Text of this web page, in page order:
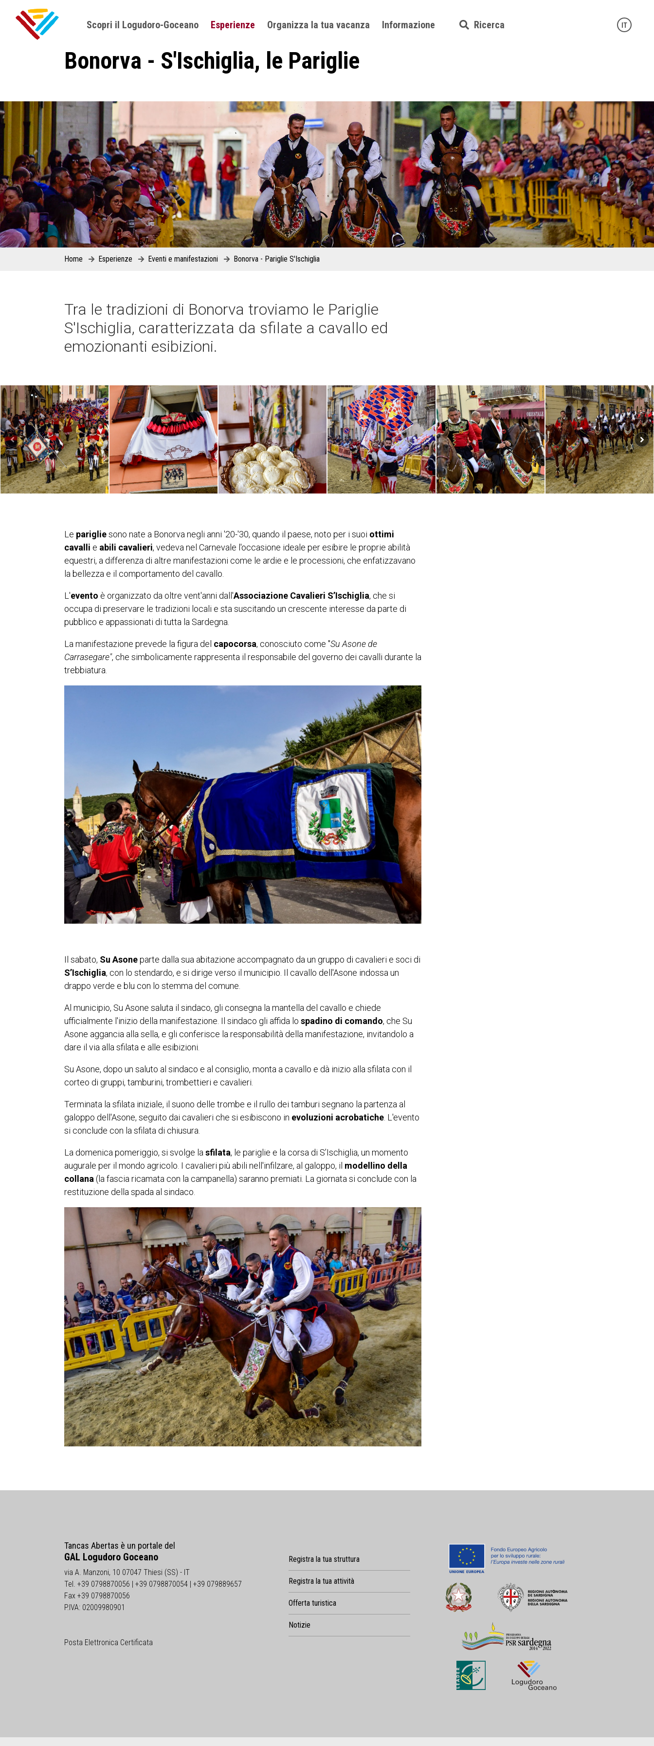
Scopri il Logudoro-Goceano Esperienze Organizza la tua vacanza Informazione Ricerca IT
Bonorva - S'Ischiglia, le Pariglie
Home Esperienze Eventi e manifestazioni Bonorva - Pariglie S'Ischiglia
Tra le tradizioni di Bonorva troviamo le Pariglie
S'Ischiglia, caratterizzata da sfilate a cavallo ed
emozionanti esibizioni.
Le parigliesono nate a Bonorva negli anni '20-'30, quando il paese, noto per i suoi ottimi
cavalli e abili cavalieri, vedeva nel Carnevale l'occasione ideale per esibire le proprie abilità
equestri, a differenza di altre manifestazioni come le ardie e le processioni, che enfatizzavano
la bellezza e il comportamento del cavallo.
L'evento è organizzato da oltre vent'anni dall'Associazione Cavalieri S’Ischiglia, che si
occupa di preservare le tradizioni locali e sta suscitando un crescente interesse da parte di
pubblico e appassionati di tutta la Sardegna.
La manifestazione prevede la figura del capocorsa, conosciuto come "Su Asone de
Carrasegare", che simbolicamente rappresenta il responsabile del governo dei cavalli durante la
trebbiatura.
Il sabato, Su Asoneparte dalla sua abitazione accompagnato da un gruppo di cavalieri e soci di
S’Ischiglia, con lo stendardo, e si dirige verso il municipio. Il cavallo dell'Asone indossa un
drappo verde e blu con lo stemma del comune.
Al municipio, Su Asone saluta il sindaco, gli consegna la mantella del cavallo e chiede
ufficialmente l'inizio della manifestazione. Il sindaco gli affida lo spadino di comando, che Su
Asone aggancia alla sella, e gli conferisce la responsabilità della manifestazione, invitandolo a
dare il via alla sfilata e alle esibizioni.
Su Asone, dopo un saluto al sindaco e al consiglio, monta a cavallo e dà inizio alla sfilata con il
corteo di gruppi, tamburini, trombettieri e cavalieri.
Terminata la sfilata iniziale, il suono delle trombe e il rullo dei tamburi segnano la partenza al
galoppo dell'Asone, seguito dai cavalieri che si esibiscono in evoluzioni acrobatiche. L'evento
si conclude con la sfilata di chiusura.
La domenica pomeriggio, si svolge lasfilata, le pariglie e la corsa di S’Ischiglia, un momento
augurale per il mondo agricolo. I cavalieri più abili nell'infilzare, al galoppo, il modellino della
collana(la fascia ricamata con la campanella) saranno premiati. La giornata si conclude con la
restituzione della spada al sindaco.
Tancas Abertas è un portale del
GAL Logudoro Goceano
via A. Manzoni, 10 07047 Thiesi (SS) - IT
Tel. +39 0798870056 | +39 0798870054 | +39 079889657
Fax +39 0798870056
P.IVA: 02009980901
Posta Elettronica Certificata
Registra la tua struttura
Registra la tua attività
Offerta turistica
Notizie